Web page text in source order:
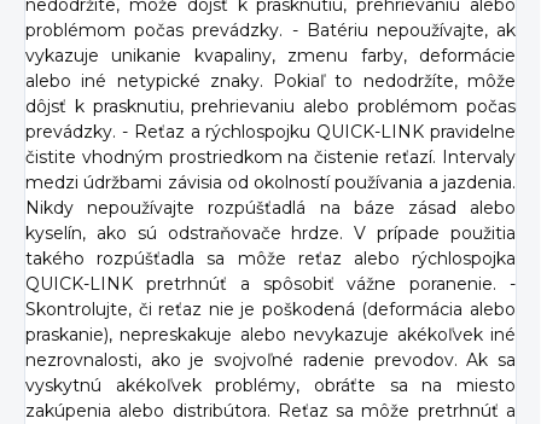
nedodržíte, môže dôjsť k prasknutiu, prehrievaniu alebo
problémom počas prevádzky. - Batériu nepoužívajte, ak
vykazuje unikanie kvapaliny, zmenu farby, deformácie
alebo iné netypické znaky. Pokiaľ to nedodržíte, môže
dôjsť k prasknutiu, prehrievaniu alebo problémom počas
prevádzky. - Reťaz a rýchlospojku QUICK-LINK pravidelne
čistite vhodným prostriedkom na čistenie reťazí. Intervaly
medzi údržbami závisia od okolností používania a jazdenia.
Nikdy nepoužívajte rozpúšťadlá na báze zásad alebo
kyselín, ako sú odstraňovače hrdze. V prípade použitia
takého rozpúšťadla sa môže reťaz alebo rýchlospojka
QUICK-LINK pretrhnúť a spôsobiť vážne poranenie. -
Skontrolujte, či reťaz nie je poškodená (deformácia alebo
praskanie), nepreskakuje alebo nevykazuje akékoľvek iné
nezrovnalosti, ako je svojvoľné radenie prevodov. Ak sa
vyskytnú akékoľvek problémy, obráťte sa na miesto
zakúpenia alebo distribútora. Reťaz sa môže pretrhnúť a